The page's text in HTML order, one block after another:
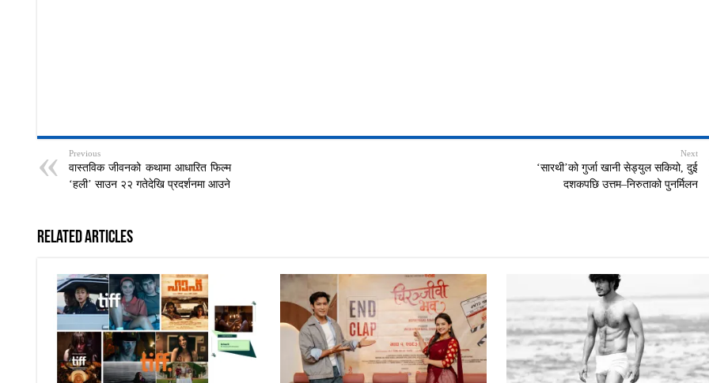
Previous
वास्तविक जीवनको कथामा आधारित फिल्म
‘हली’ साउन २२ गतेदेखि प्रदर्शनमा आउने
Next
‘सारथी’को गुर्जा खानी सेड्युल सकियो, दुई
दशकपछि उत्तम–निरुताको पुनर्मिलन
Related Articles